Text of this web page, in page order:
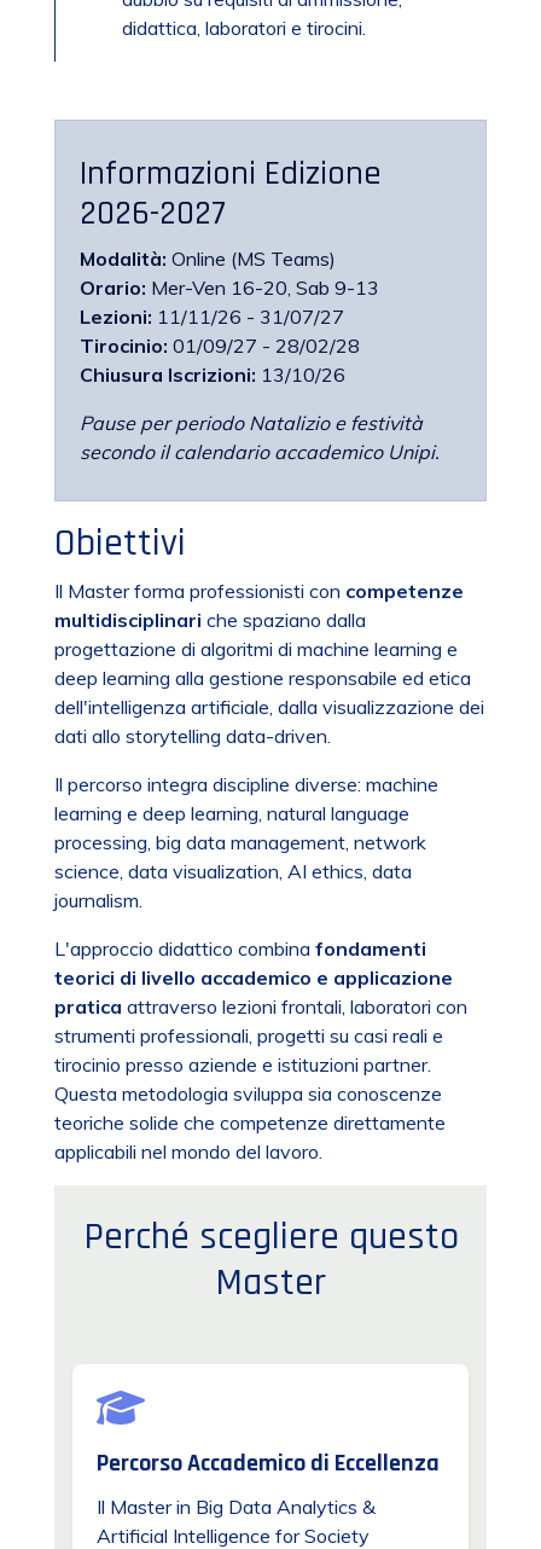
didattica, laboratori e tirocini.
Informazioni Edizione
2026-2027
Modalità: Online (MS Teams)
Orario: Mer-Ven 16-20, Sab 9-13
Lezioni: 11/11/26 - 31/07/27
Tirocinio: 01/09/27 - 28/02/28
Chiusura Iscrizioni: 13/10/26
Pause per periodo Natalizio e festività
secondo il calendario accademico Unipi.
Obiettivi
Il Master forma professionisti con competenze
multidisciplinari che spaziano dalla
progettazione di algoritmi di machine learning e
deep learning alla gestione responsabile ed etica
dell'intelligenza artificiale, dalla visualizzazione dei
dati allo storytelling data-driven.
Il percorso integra discipline diverse: machine
learning e deep learning, natural language
processing, big data management, network
science, data visualization, AI ethics, data
journalism.
L'approccio didattico combina fondamenti
teorici di livello accademico e applicazione
pratica attraverso lezioni frontali, laboratori con
strumenti professionali, progetti su casi reali e
tirocinio presso aziende e istituzioni partner.
Questa metodologia sviluppa sia conoscenze
teoriche solide che competenze direttamente
applicabili nel mondo del lavoro.
Perché scegliere questo
Master
Percorso Accademico di Eccellenza
Il Master in Big Data Analytics &
Artificial Intelligence for Society